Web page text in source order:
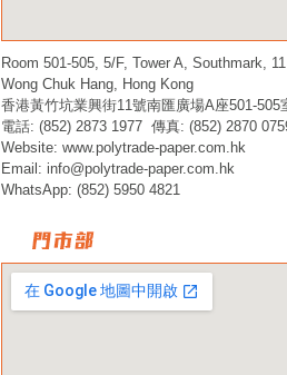
Room 501-505, 5/F, Tower A, Southmark,
Wong Chuk Hang, Hong Kong
香港黃竹坑業興街11號南匯廣場A座501-505
電話: (852) 2873 1977 傳真: (852) 2870
Website: www.polytrade-paper.com.hk
Email: info@polytrade-paper.com.hk
WhatsApp: (852) 5950 4821